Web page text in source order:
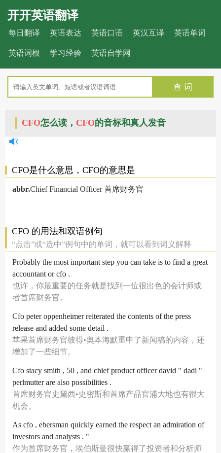
开开英语翻译
每日翻译 英语表达 英语口语 英汉互译 英语单词
英语词根 学习经验 英语自学网
查 词
CFO怎么读， CFO的音标和真人发音
CFO是什么意思，CFO的意思是
abbr.Chief Financial Officer 首席财务官
CFO 的用法和双语例句
“点击”或“选中”例句中的单词，就可以看到词义解释
Probably the most important step you can take is to find a great
accountant or cfo .
也许，你最重要的任务就是找到一位很出色的会计师或
者首席财务官。
Cfo peter oppenheimer reiterated the contents of the press
release and added some detail .
苹果首席财务官彼得•奥本海默重申了新闻稿的内容，还
增加了一些细节。
Cfo stacy smith , 50 , and chief product officer david " dadi "
perlmutter are also possibilities .
首席财务官史黛西•史密斯和首席产品官浦大地也有很大
机会。
As cfo , ebersman quickly earned the respect an admiration of
investors and analysts . "
作为首席财务官，埃伯斯曼很快赢得了投资者和分析师